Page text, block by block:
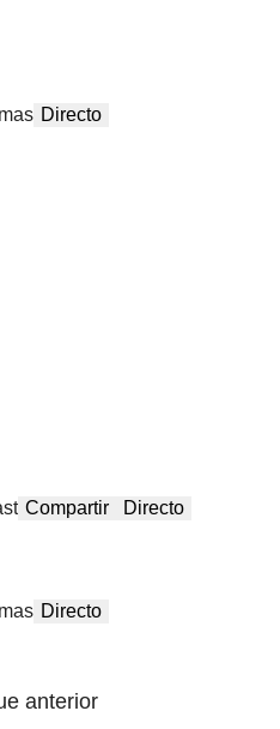
Directo
Compartir Directo
Directo
anterior